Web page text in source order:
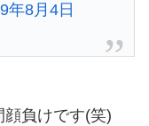
年8月4日
負けです(笑)